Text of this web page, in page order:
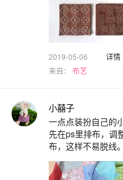
2019-05-06 详情
来自： 布艺
小囍子
一点点装扮自己的
先在ps里排布，调
布，这样不易脱线